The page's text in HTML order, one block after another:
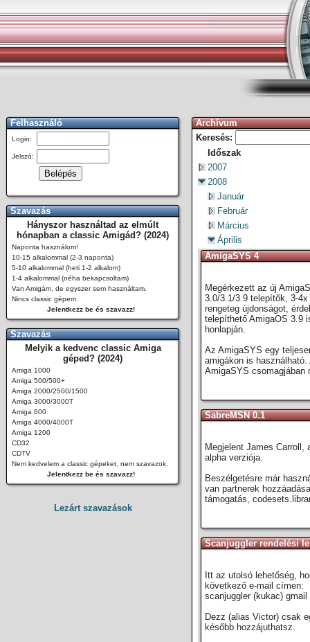
Felhasználó
Login:
Jelszó:
Szavazás
Hányszor használtad az elmúlt
hónapban a classic Amigád? (2024)
Naponta használom!
10-15 alkalommal (2-3 naponta)
5-10 alkalommal (heti 1-2 alkalom)
1-4 alkalommal (néha bekapcsoltam)
Van Amigám, de egyszer sem használtam.
Nincs classic gépem.
Jelentkezz be és szavazz!
Szavazás
Melyik a kedvenc classic Amiga
géped? (2024)
Amiga 1000
Amiga 500/500+
Amiga 2000/2500/1500
Amiga 3000/3000T
Amiga 600
Amiga 4000/4000T
Amiga 1200
CD32
CDTV
Nem kedvelem a classic gépeket, nem szavazok.
Jelentkezz be és szavazz!
Lezárt szavazások
Archívum
Keresés:
Időszak
2007
2008
Január
Február
Március
Április
AmigaSYS 4
Megérkezett az új
3.0/3.1/3.9 telepítők, 3-
rengeteg újdonságot,
telepíthető AmigaOS 3.9
honlapján.
Az AmigaSYS egy
amigákon is
AmigaSYS csomagjában
SabreMSN 0.1
Megjelent James
alpha verziója.
Beszélgetésre már
van partnerek
támogatás,
Scanjuggler rendelési
Itt az utolsó lehetőség,
következő e-mail címen:
scanjuggler (kukac) gmail
Dezz (alias Victor) csak
később hozzájuthatsz.